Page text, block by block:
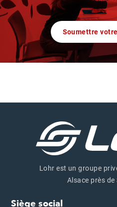
Soumettre
Lohr est un groupe
Alsace près
Siège social